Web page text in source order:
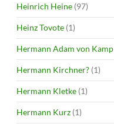
Heinrich Heine (97)
Heinz Tovote (1)
Hermann Adam von Kamp
Hermann Kirchner? (1)
Hermann Kletke (1)
Hermann Kurz (1)